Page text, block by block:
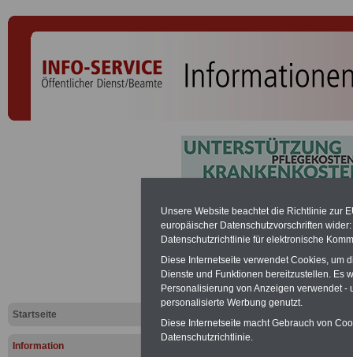
Startseite
Information
Vorteile für den
Geldanlage - Kredite -
Selbsthilfeeinrichtungen für
vergleichen, dann
Unsere Website beachtet die Richtlinie zur
europäischer Datenschutzvorschriften
Datenschutzrichtlinie für elektronische
Diese Internetseite verwendet Cookies, um
Dienste und Funktionen bereitzustellen. Es
Personalisierung von Anzeigen verwendet
personalisierte Werbung genutzt.
Diese Internetseite macht Gebrauch von
Datenschutzrichtlinie.